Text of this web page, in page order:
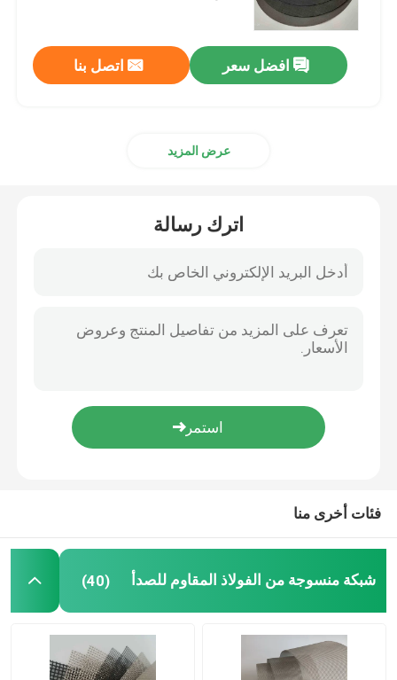
شبكة شاشة التصفية
شبكة الأسلاك النحاسية
شبكة الأسلاك السوداء
شبكة سلكية مثقبة
افضل سعر اتصل بنا
عرض المزيد
اترك رسالة
فئات أخرى منا
شبكة منسوجة من الفولاذ المقاوم للصدأ (40)